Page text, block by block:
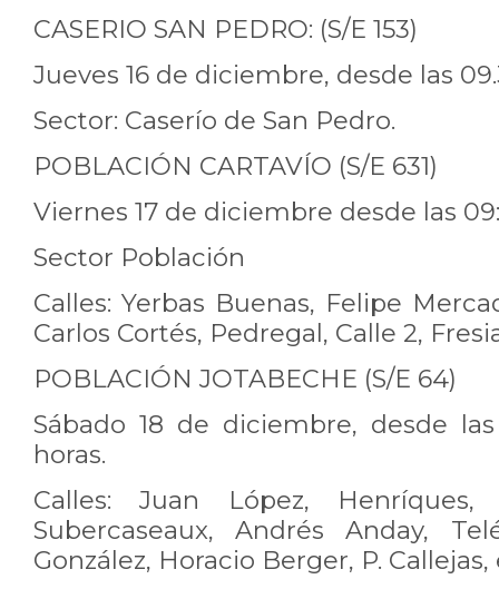
CASERIO SAN PEDRO: (S/E 153)
Jueves 16 de diciembre, desde las
Sector: Caserío de San Pedro.
POBLACIÓN CARTAVÍO (S/E 631)
Viernes 17 de diciembre desde las
Sector Población
Calles: Yerbas Buenas, Felipe
Carlos Cortés, Pedregal, Calle 2,
POBLACIÓN JOTABECHE (S/E 64)
Sábado 18 de diciembre, desde
horas.
Calles: Juan López, Henríques,
Subercaseaux, Andrés Anday,
González, Horacio Berger, P.